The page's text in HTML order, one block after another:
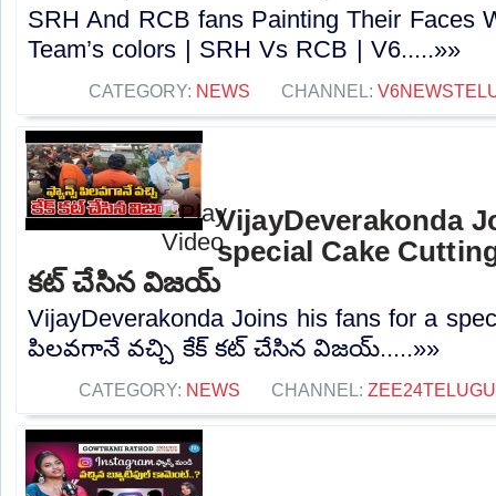
SRH And RCB fans Painting Their Faces
Team’s colors | SRH Vs RCB | V6.....»»
CATEGORY: NEWS CHANNEL:
VijayDeverakonda
special Cake
కట్ చేసిన విజయ్
VijayDeverakonda Joins his fans for a
పిలవగానే వచ్చి కేక్ కట్ చేసిన విజయ్.....»»
CATEGORY: NEWS CHANNEL: